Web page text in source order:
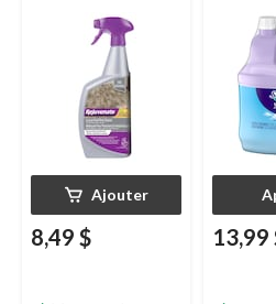
Ajouter
8,49 $
parfum
13,99